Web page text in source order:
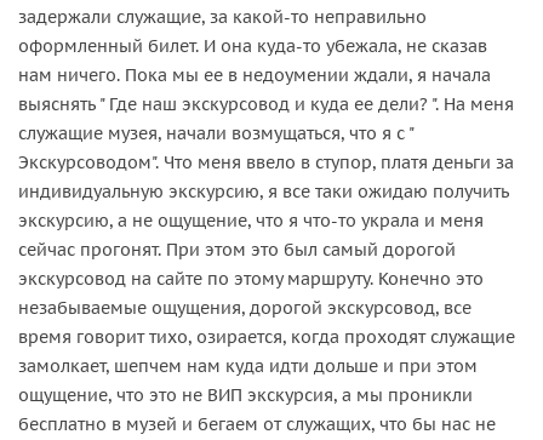
задержали служащие, за какой-то неправильно
оформленный билет. И она куда-то убежала, не сказав
нам ничего. Пока мы ее в недоумении ждали, я начала
выяснять " Где наш экскурсовод и куда ее дели? ". На меня
служащие музея, начали возмущаться, что я с "
Экскурсоводом". Что меня ввело в ступор, платя деньги за
индивидуальную экскурсию, я все таки ожидаю получить
экскурсию, а не ощущение, что я что-то украла и меня
сейчас прогонят. При этом это был самый дорогой
экскурсовод на сайте по этому маршруту. Конечно это
незабываемые ощущения, дорогой экскурсовод, все
время говорит тихо, озирается, когда проходят служащие
замолкает, шепчем нам куда идти дольше и при этом
ощущение, что это не ВИП экскурсия, а мы проникли
бесплатно в музей и бегаем от служащих, что бы нас не